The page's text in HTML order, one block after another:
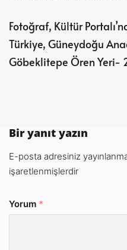
Fotoğraf, Kültür
Türkiye, Güneydoğu
Göbeklitepe Ören Yeri-
Bir yanıt yazın
E-posta adresiniz
işaretlenmişlerdir
Yorum *